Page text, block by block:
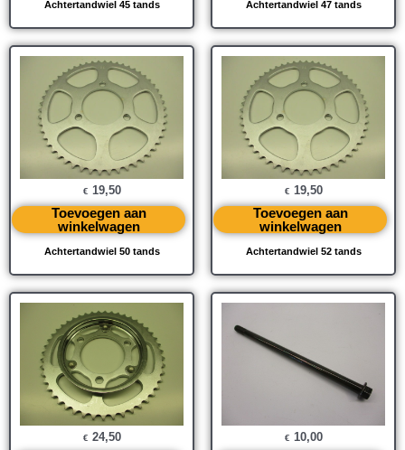
Achtertandwiel 45 tands Achtertandwiel 47 tands
Achtertandwiel 50 tands
€ 19,50
Toevoegen aan
winkelwagen
Achtertandwiel 52 tands
€ 19,50
Toevoegen aan
winkelwagen
€ 24,50 € 10,00